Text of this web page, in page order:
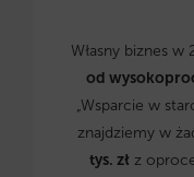
Własny biznes w
od
„Wsparcie w
znajdziemy w
tys. zł z